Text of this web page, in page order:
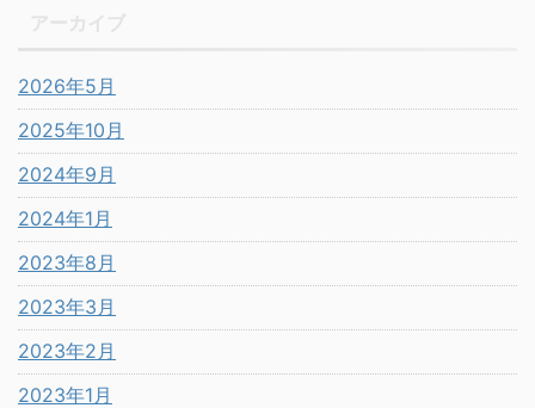
2026年5月
2025年10月
2024年9月
2024年1月
2023年8月
2023年3月
2023年2月
2023年1月